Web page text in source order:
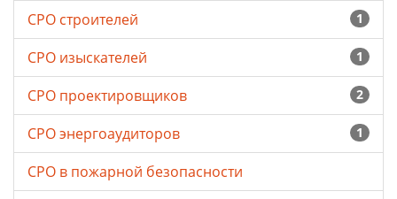
1
СРО строителей
1
СРО изыскателей
2
СРО проектировщиков
1
СРО энергоаудиторов
СРО в пожарной безопасности